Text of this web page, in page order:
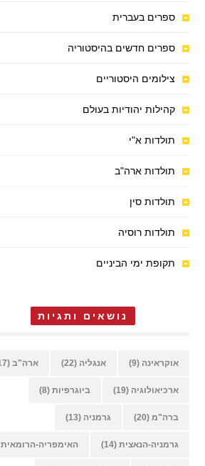
ספרים בעברית
ספרים חדשים בהיסטוריה
צילומים היסטוריים
קהילות יהודיות בעולם
תולדות א"י
תולדות ארה"ב
תולדות סין
תולדות רוסיה
תקופת ימי הביניים
נושאים ותגיות
אוקראינה (9) אנגליה (22) ארה"ב (17)
ארכיאולוגיה (19) ביוגרפיות (8)
ברה"מ (20) גרמניה (13)
גרמניה-הנאצית (14) האימפריה-הרומאית